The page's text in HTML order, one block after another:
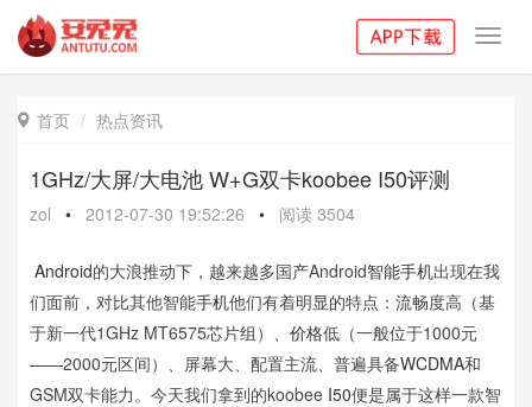
 首页 热点资讯
1GHz/大屏/大电池 W+G双卡koobee I50评测
zol • 2012-07-30 19:52:26 • 阅读 3504
Android的大浪推动下，越来越多国产Android智能手机出现在我
们面前，对比其他智能手机他们有着明显的特点：流畅度高（基
于新一代1GHz MT6575芯片组）、 价格低（一般位于1000元
——2000元区间）、屏幕大、配置主流、普遍具备WCDMA和
GSM双卡能力。今天我们拿到的koobee I50便是属于这样一款智